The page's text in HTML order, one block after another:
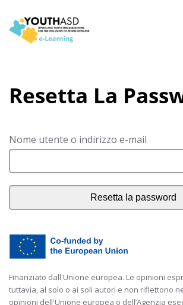
Resetta La
Nome utente o indirizzo e-mail
Finanziato dall'Unione europea. Le opinioni
tuttavia, al solo o ai soli autori e non riflettono
opinioni dell'Unione europea o dell’Agenzia